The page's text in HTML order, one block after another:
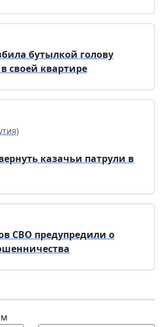
бутылкой голову
своей квартире
казачьи патрули в
СВО предупредили о